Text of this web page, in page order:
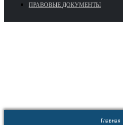
ПРАВОВЫЕ ДОКУМЕНТЫ
Главная